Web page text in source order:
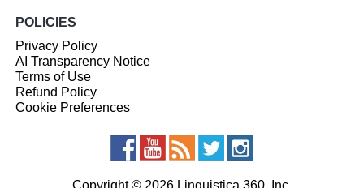
POLICIES
Privacy Policy
AI Transparency Notice
Terms of Use
Refund Policy
Cookie Preferences